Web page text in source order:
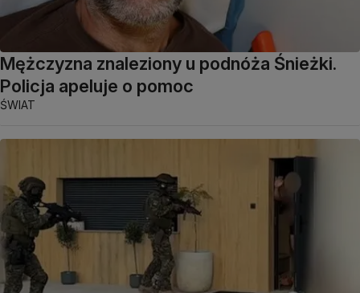
Mężczyzna znaleziony u podnóża Śnieżki.
Policja apeluje o pomoc
ŚWIAT